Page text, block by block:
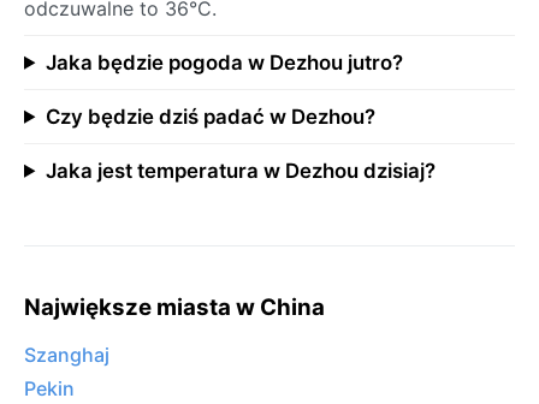
odczuwalne to 36°C.
Jaka będzie pogoda w Dezhou jutro?
Czy będzie dziś padać w Dezhou?
Jaka jest temperatura w Dezhou dzisiaj?
Największe miasta w China
Szanghaj
Pekin